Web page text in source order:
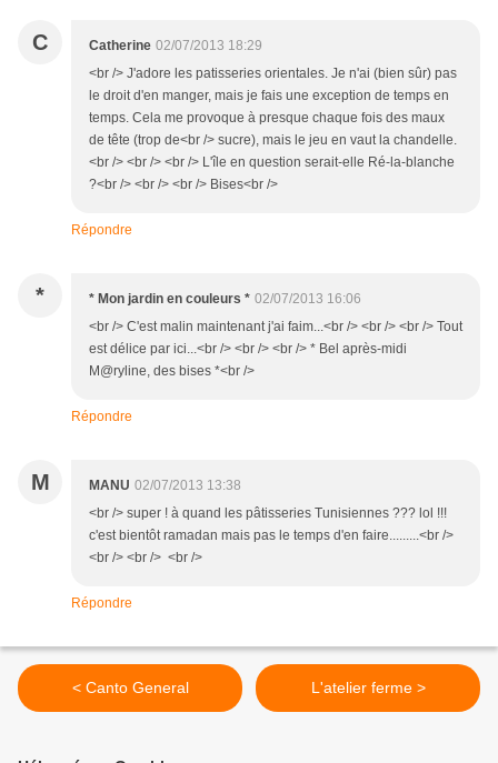
C Catherine 02/07/2013 18:29
<br /> J'adore les patisseries orientales. Je n'ai (bien sûr) pas
le droit d'en manger, mais je fais une exception de temps en
temps. Cela me provoque à presque chaque fois des maux
de tête (trop de<br /> sucre), mais le jeu en vaut la chandelle.
<br /> <br /> <br /> L'île en question serait-elle Ré-la-blanche
?<br /> <br /> <br /> Bises<br />
Répondre
* * Mon jardin en couleurs * 02/07/2013 16:06
<br /> C'est malin maintenant j'ai faim...<br /> <br /> <br /> Tout
est délice par ici...<br /> <br /> <br /> * Bel après-midi
M@ryline, des bises *<br />
Répondre
M MANU 02/07/2013 13:38
<br /> super ! à quand les pâtisseries Tunisiennes ??? lol !!!
c'est bientôt ramadan mais pas le temps d'en faire.........<br />
<br /> <br /> <br />
Répondre
< Canto General L'atelier ferme >